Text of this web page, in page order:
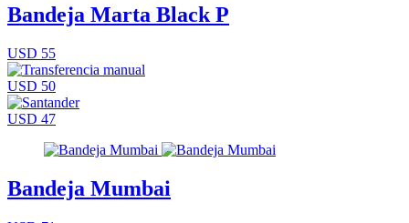
Bandeja Marta Black P
USD 55
USD 50
USD 47
Bandeja Mumbai